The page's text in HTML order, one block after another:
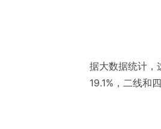
据大数据统计，
19.1%，二线和